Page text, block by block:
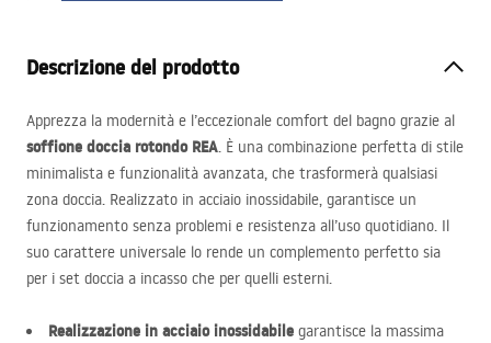
Descrizione del prodotto
Apprezza la modernità e l’eccezionale comfort del bagno grazie al
soffione doccia rotondo REA. È una combinazione perfetta di stile
minimalista e funzionalità avanzata, che trasformerà qualsiasi
zona doccia. Realizzato in acciaio inossidabile, garantisce un
funzionamento senza problemi e resistenza all’uso quotidiano. Il
suo carattere universale lo rende un complemento perfetto sia
per i set doccia a incasso che per quelli esterni.
Realizzazione in acciaio inossidabile garantisce la massima